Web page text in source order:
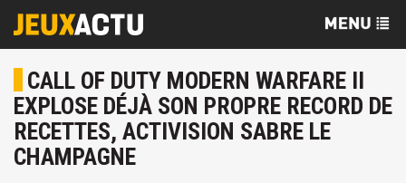
CALL OF DUTY MODERN WARFARE II
EXPLOSE DÉJÀ SON PROPRE RECORD DE
RECETTES, ACTIVISION SABRE LE
CHAMPAGNE